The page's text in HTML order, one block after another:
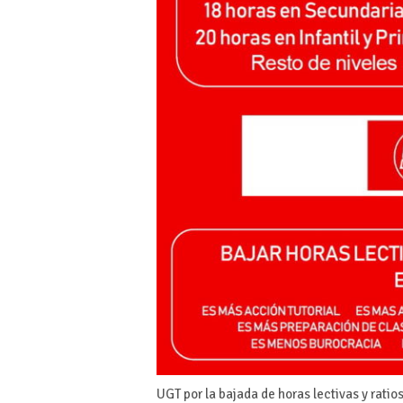
UGT por la bajada de horas lectivas y